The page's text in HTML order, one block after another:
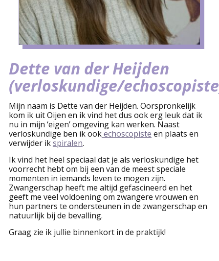
Dette van der Heijden
(verloskundige/
Mijn naam is Dette van der Heijden. Oorspronkelijk
kom ik uit Oijen en ik vind het dus ook erg leuk dat ik
nu in mijn ‘eigen’ omgeving kan werken. Naast
verloskundige ben ik ookechoscopiste en plaats en
verwijder ikspiralen.
Ik vind het heel speciaal dat je als verloskundige het
voorrecht hebt om bij een van de meest speciale
momenten in iemands leven te mogen zijn.
Zwangerschap heeft me altijd gefascineerd en het
geeft me veel voldoening om zwangere vrouwen en
hun partners te ondersteunen in de zwangerschap en
natuurlijk bij de bevalling.
Graag zie ik jullie binnenkort in de praktijk!